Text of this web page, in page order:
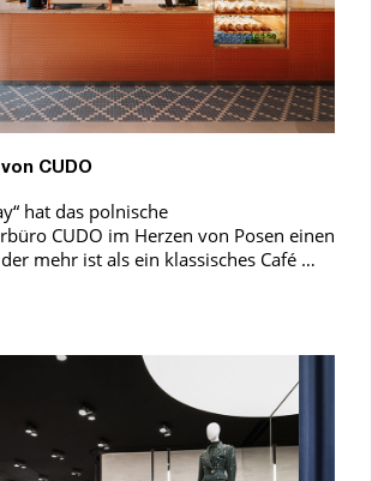
CUDO
hat das polnische
CUDO im Herzen von Posen einen
mehr ist als ein klassisches Café …